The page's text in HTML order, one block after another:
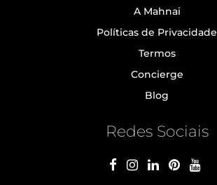
A Mahnai
Políticas de Privacidade
Termos
Concierge
Blog
Redes Sociais